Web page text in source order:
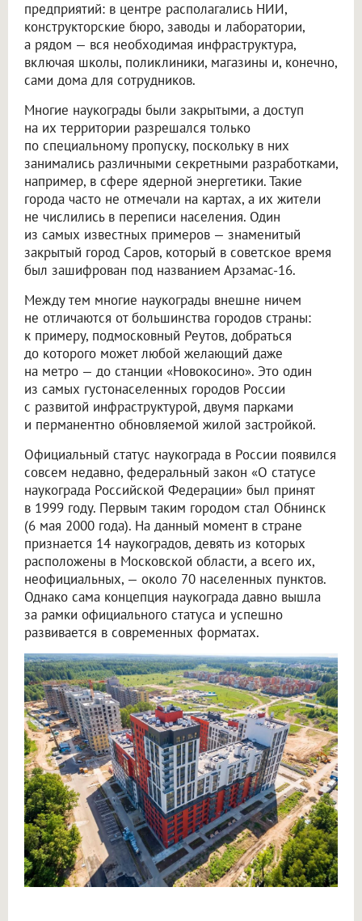
предприятий: в центре располагались НИИ,
конструкторские бюро, заводы и лаборатории,
а рядом — вся необходимая инфраструктура,
включая школы, поликлиники, магазины и, конечно,
сами дома для сотрудников.
Многие наукограды были закрытыми, а доступ
на их территории разрешался только
по специальному пропуску, поскольку в них
занимались различными секретными разработками,
например, в сфере ядерной энергетики. Такие
города часто не отмечали на картах, а их жители
не числились в переписи населения. Один
из самых известных примеров — знаменитый
закрытый город Саров, который в советское время
был зашифрован под названием Арзамас-16.
Между тем многие наукограды внешне ничем
не отличаются от большинства городов страны:
к примеру, подмосковный Реутов, добраться
до которого может любой желающий даже
на метро — до станции «Новокосино». Это один
из самых густонаселенных городов России
с развитой инфраструктурой, двумя парками
и перманентно обновляемой жилой застройкой.
Официальный статус наукограда в России появился
совсем недавно, федеральный закон «О статусе
наукограда Российской Федерации» был принят
в 1999 году. Первым таким городом стал Обнинск
(6 мая 2000 года). На данный момент в стране
признается 14 наукоградов, девять из которых
расположены в Московской области, а всего их,
неофициальных, — около 70 населенных пунктов.
Однако сама концепция наукограда давно вышла
за рамки официального статуса и успешно
развивается в современных форматах.